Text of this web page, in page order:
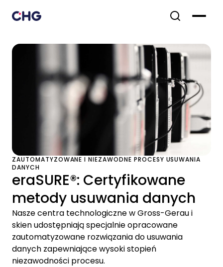
ZAUTOMATYZOWANE I NIEZAWODNE PROCESY USUWANIA
DANYCH
eraSURE®: Certyfikowane
metody usuwania danych
Nasze centra technologiczne w Gross-Gerau i
skien udostępniają specjalnie opracowane
zautomatyzowane rozwiązania do usuwania
danych zapewniające wysoki stopień
niezawodności procesu.